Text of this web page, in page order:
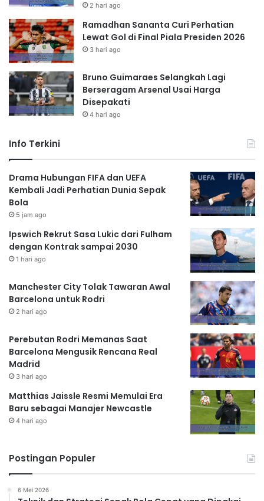
2 hari ago
Ramadhan Sananta Curi Perhatian
Lewat Gol di Final Piala Presiden 2026
3 hari ago
Bruno Guimaraes Selangkah Lagi
Berseragam Arsenal Usai Harga
Disepakati
4 hari ago
Info Terkini
Drama Hubungan FIFA dan UEFA
Kembali Jadi Perhatian Dunia Sepak
Bola
5 jam ago
Ipswich Rekrut Sasa Lukic dari Fulham
dengan Kontrak sampai 2030
1 hari ago
Manchester City Tolak Tawaran Awal
Barcelona untuk Rodri
2 hari ago
Perebutan Rodri Memanas Saat
Barcelona Mengusik Rencana Real
Madrid
3 hari ago
Matthias Jaissle Resmi Memulai Era
Baru sebagai Manajer Newcastle
4 hari ago
Postingan Populer
6 Mei 2026